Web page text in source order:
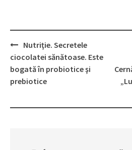
Post
navigation
Nutriţie. Secretele
ciocolatei sănătoase. Este
bogată în probiotice şi
prebiotice